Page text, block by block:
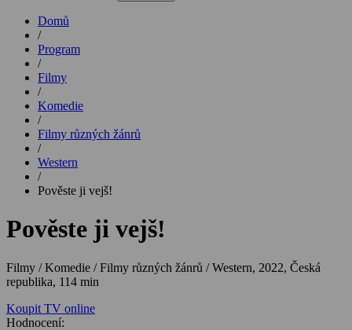
Domů
/
Program
/
Filmy
/
Komedie
/
Filmy různých žánrů
/
Western
/
Pověste ji vejš!
Pověste ji vejš!
Filmy / Komedie / Filmy různých žánrů / Western, 2022, Česká
republika, 114 min
Koupit TV online
Hodnocení: